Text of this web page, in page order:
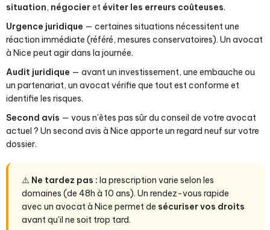
situation, négocieret éviter les erreurs coûteuses.
Urgence juridique — certaines situations nécessitent une
réaction immédiate (référé, mesures conservatoires). Un avocat
à Nice peut agir dans la journée.
Audit juridique — avant un investissement, une embauche ou
un partenariat, un avocat vérifie que tout est conforme et
identifie les risques.
Second avis — vous n'êtes pas sûr du conseil de votre avocat
actuel ? Un second avis à Nice apporte un regard neuf sur votre
dossier.
⚠️ Ne tardez pas : la prescription varie selon les
domaines (de 48h à 10 ans). Un rendez-vous rapide
avec un avocat à Nice permet de sécuriser vos droits
avant qu'il ne soit trop tard.